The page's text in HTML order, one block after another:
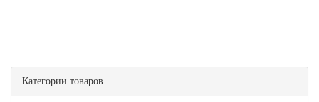
Категории товаров